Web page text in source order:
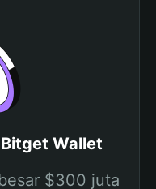
Wallet
$300 juta